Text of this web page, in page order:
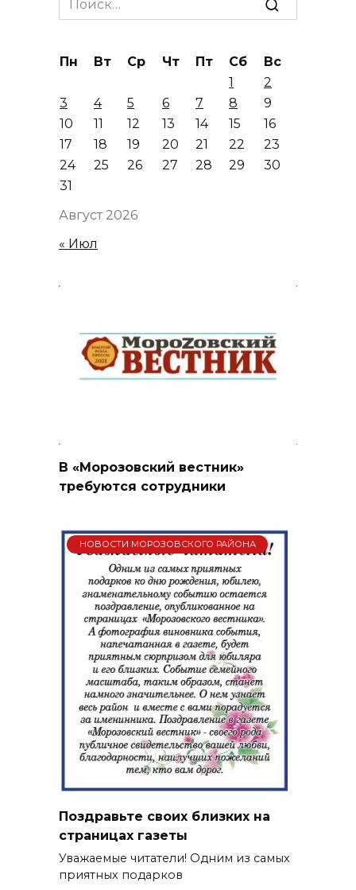
for:
Август 2026
Пн Вт Ср Чт Пт Сб
Вс
1
2
3
4 5 6 7 8
9
10
11 12 13 14 15
16
17
18 19 20 21 22
23
24
25 26 27 28 29
30
31
« Июл
В «Морозовский вестник»
требуются сотрудники
НОВОСТИ МОРОЗОВСКОГО РАЙОНА
Поздравьте своих близких на
страницах газеты
Уважаемые читатели! Одним из самых
приятных подарков